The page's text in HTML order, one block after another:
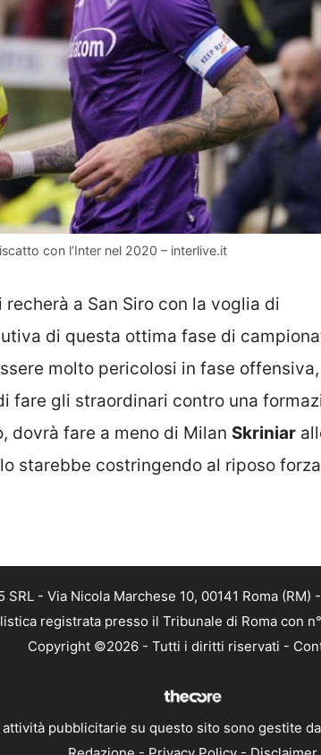
con l’Inter nel 2020 – interlive.it
a San Siro con la voglia di
di questa ottima fase di
molto pericolosi in fase
fare gli straordinari contro una
dovrà fare a meno di Milan Skriniar
starebbe costringendo al riposo
- Via Nicola Marchese 10, 00141 Roma (RM)
registrata presso il Tribunale di Roma con
Copyright ©2026 - Tutti i diritti riservati -
attività pubblicitarie su questo sito sono gestite